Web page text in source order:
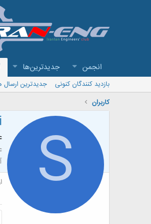
انجمن جدیدترین‌ها
بازدید کنندگان کنونی جدیدترین ارسال
کاربران
S